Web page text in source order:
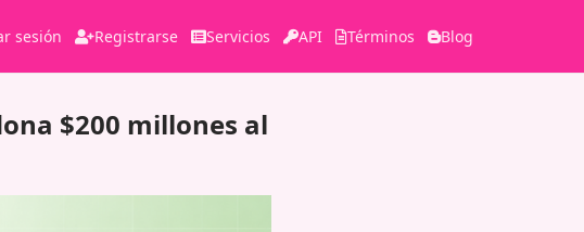
sesión Registrarse Servicios API Términos Blog
$200 millones al